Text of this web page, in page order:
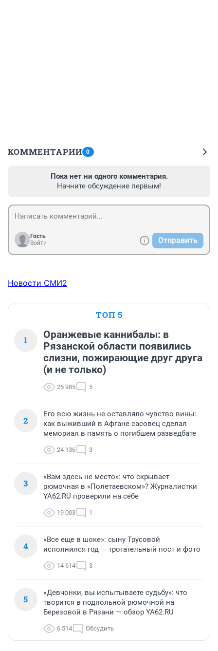
КОММЕНТАРИИ 0
Пока нет ни одного комментария.
Начните обсуждение первым!
Гость
Войти
Отправить
Новости СМИ2
ТОП 5
1
Оранжевые каннибалы: в
Рязанской области появились
слизни, пожирающие друг друга
(и не только)
25 985 5
2
Его всю жизнь не оставляло чувство вины:
как выживший в Афгане сасовец сделал
мемориал в память о погибшем разведбате
24 136 3
3
«Вам здесь не место»: что скрывает
рюмочная в «Полетаевском»? Журналистки
YA62.RU проверили на себе
19 003 1
4
«Все еще в шоке»: сыну Трусовой
исполнился год — трогательный пост и фото
14 614 3
5
«Девчонки, вы испытываете судьбу»: что
творится в подпольной рюмочной на
Березовой в Рязани — обзор YA62.RU
6 514 Обсудить